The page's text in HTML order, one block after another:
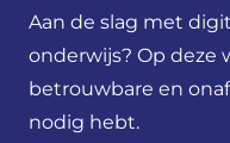
Aan de slag met
onderwijs? Op deze
betrouwbare en
nodig hebt.